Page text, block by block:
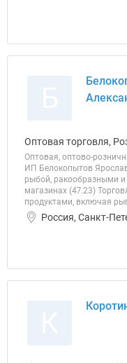
Оптовая торговля,
Оптовая, оптово-
ИП Белокопытов
рыбой, ракообразными
магазинах (47.23)
продуктами, включая
Россия, Санкт-